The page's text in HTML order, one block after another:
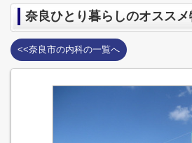
奈良ひとり暮らしのオスス
<<奈良市の内科の一覧へ